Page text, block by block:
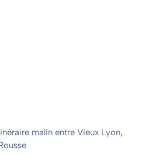
malin entre Vieux Lyon,